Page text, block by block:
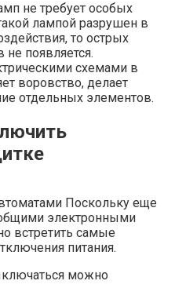
не требует особых
лампой разрушен в
то острых
появляется.
схемами в
воровство, делает
отдельных элементов.
Поскольку еще
электронными
встретить самые
питания.
можно